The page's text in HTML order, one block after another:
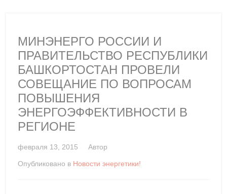
МИНЭНЕРГО РОССИИ И
ПРАВИТЕЛЬСТВО РЕСПУБЛИКИ
БАШКОРТОСТАН ПРОВЕЛИ
СОВЕЩАНИЕ ПО ВОПРОСАМ
ПОВЫШЕНИЯ
ЭНЕРГОЭФФЕКТИВНОСТИ В
РЕГИОНЕ
февраля 13, 2015 Автор
Опубликовано в Новости энергетики!